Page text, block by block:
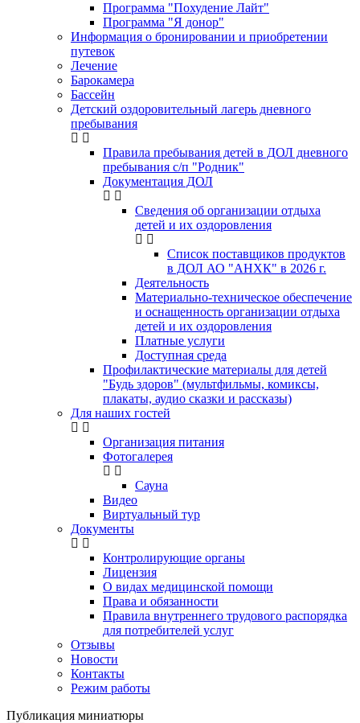
Программа "Похудение Лайт"
Программа "Я донор"
Информация о бронировании и приобретении
путевок
Лечение
Барокамера
Бассейн
Детский оздоровительный лагерь дневного
пребывания
Правила пребывания детей в ДОЛ дневного
пребывания с/п "Родник"
Документация ДОЛ
Сведения об организации отдыха
детей и их оздоровления
Список поставщиков продуктов
в ДОЛ АО "АНХК" в 2026 г.
Деятельность
Материально-техническое обеспечение
и оснащенность организации отдыха
детей и их оздоровления
Платные услуги
Доступная среда
Профилактические материалы для детей
"Будь здоров" (мультфильмы, комиксы,
плакаты, аудио сказки и рассказы)
Для наших гостей
Организация питания
Фотогалерея
Сауна
Видео
Виртуальный тур
Документы
Контролирующие органы
Лицензия
О видах медицинской помощи
Права и обязанности
Правила внутреннего трудового распорядка
для потребителей услуг
Отзывы
Новости
Контакты
Режим работы
Публикация миниатюры